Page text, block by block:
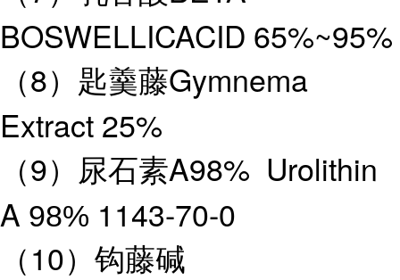
BOSWELLICACID 65%~95%
（8）匙羹藤Gymnema
Extract 25%
（9）尿石素A98% Urolithin
A 98% 1143-70-0
（10）钩藤碱